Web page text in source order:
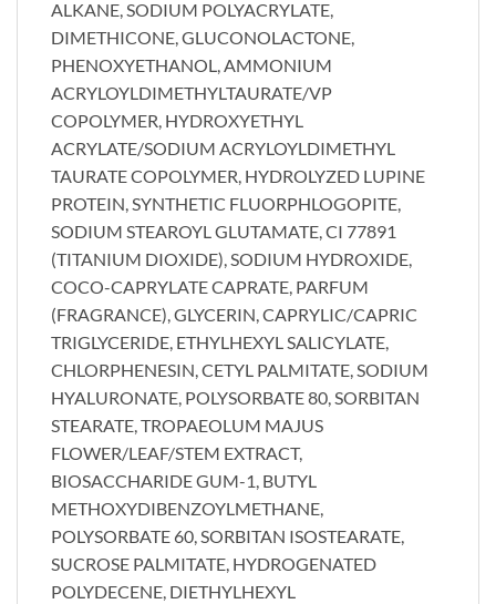
ALKANE, SODIUM POLYACRYLATE,
DIMETHICONE, GLUCONOLACTONE,
PHENOXYETHANOL, AMMONIUM
ACRYLOYLDIMETHYLTAURATE/VP
COPOLYMER, HYDROXYETHYL
ACRYLATE/SODIUM ACRYLOYLDIMETHYL
TAURATE COPOLYMER, HYDROLYZED LUPINE
PROTEIN, SYNTHETIC FLUORPHLOGOPITE,
SODIUM STEAROYL GLUTAMATE, CI 77891
(TITANIUM DIOXIDE), SODIUM HYDROXIDE,
COCO-CAPRYLATE CAPRATE, PARFUM
(FRAGRANCE), GLYCERIN, CAPRYLIC/CAPRIC
TRIGLYCERIDE, ETHYLHEXYL SALICYLATE,
CHLORPHENESIN, CETYL PALMITATE, SODIUM
HYALURONATE, POLYSORBATE 80, SORBITAN
STEARATE, TROPAEOLUM MAJUS
FLOWER/LEAF/STEM EXTRACT,
BIOSACCHARIDE GUM-1, BUTYL
METHOXYDIBENZOYLMETHANE,
POLYSORBATE 60, SORBITAN ISOSTEARATE,
SUCROSE PALMITATE, HYDROGENATED
POLYDECENE, DIETHYLHEXYL